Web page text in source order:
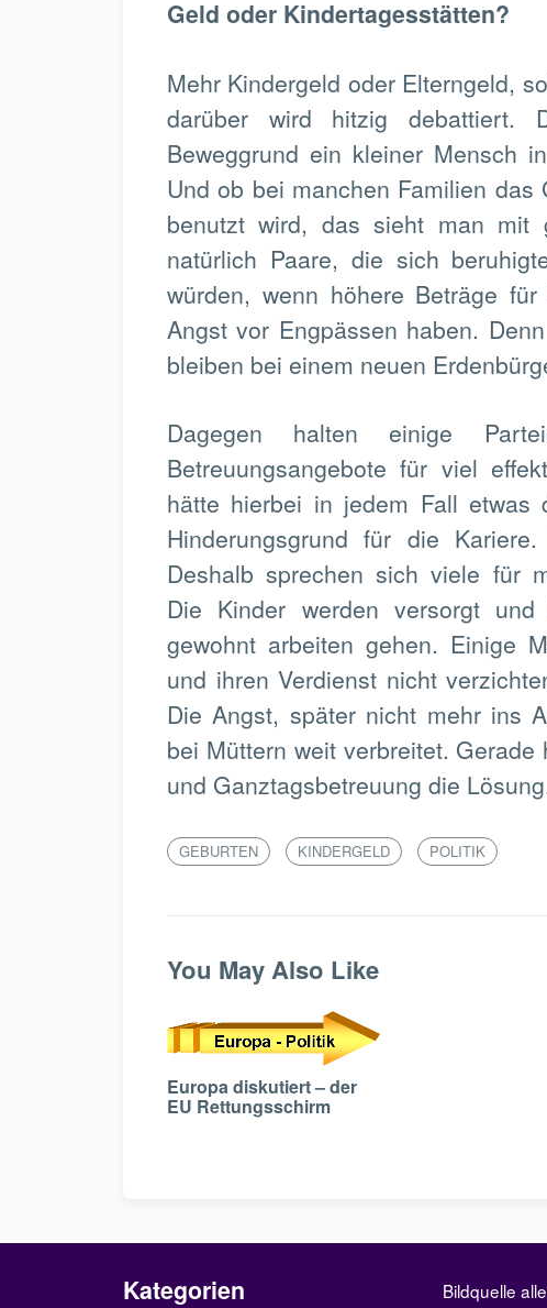
Geld oder Kindertagesstätten?
Mehr Kindergeld oder Elterngeld,
darüber wird hitzig debattiert.
Beweggrund ein kleiner Mensch
Und ob bei manchen Familien
benutzt wird, das sieht man mit
natürlich Paare, die sich
würden, wenn höhere Beträge
Angst vor Engpässen haben.
bleiben bei einem neuen
Dagegen halten einige
Betreuungsangebote für viel
hätte hierbei in jedem Fall etwas
Hinderungsgrund für die
Deshalb sprechen sich viele für
Die Kinder werden versorgt
gewohnt arbeiten gehen. Einige
und ihren Verdienst nicht
Die Angst, später nicht mehr ins
bei Müttern weit verbreitet.
und Ganztagsbetreuung die
GEBURTEN KINDERGELD POLITIK
You May Also Like
Europa diskutiert – der
EU Rettungsschirm
Kategorien
Bildquelle